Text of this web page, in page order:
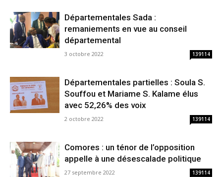
Départementales Sada :
remaniements en vue au conseil
départemental
3 octobre 2022 139114
Départementales partielles : Soula S.
Souffou et Mariame S. Kalame élus
avec 52,26% des voix
2 octobre 2022 139114
Comores : un ténor de l’opposition
appelle à une désescalade politique
27 septembre 2022 139114